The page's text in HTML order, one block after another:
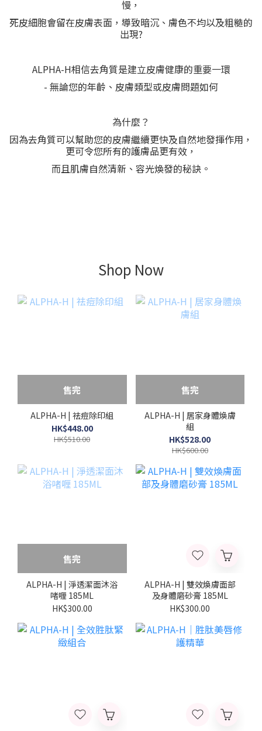
慢，
死皮細胞會留在皮膚表面，導致暗沉、膚色不均以及粗糙的
出現?
ALPHA-H相信去角質是建立皮膚健康的重要一環
- 無論您的年齡、皮膚類型或皮膚問題如何
為什麼？
因為去角質可以幫助您的皮膚繼續更快及自然地發揮作用，
更可令您所有的護膚品更有效，
而且肌膚自然清新、容光煥發的秘訣。
Shop Now
售完
ALPHA-H | 祛痘除印組
HK$448.00
HK$510.00
售完
ALPHA-H | 居家身體煥膚
組
HK$528.00
HK$600.00
售完
ALPHA-H | 淨透潔面沐浴
啫喱 185ML
HK$300.00
ALPHA-H | 雙效煥膚面部
及身體磨砂膏 185ML
HK$300.00